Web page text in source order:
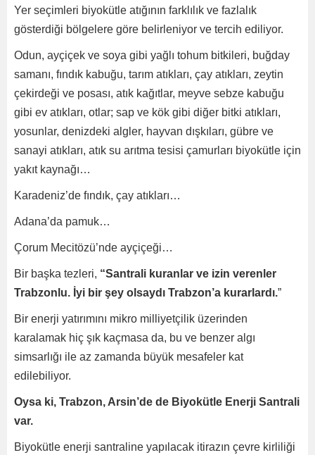
Yer seçimleri biyokütle atığının farklılık ve fazlalık
gösterdiği bölgelere göre belirleniyor ve tercih ediliyor.
Odun, ayçiçek ve soya gibi yağlı tohum bitkileri, buğday
samanı, fındık kabuğu, tarım atıkları, çay atıkları, zeytin
çekirdeği ve posası, atık kağıtlar, meyve sebze kabuğu
gibi ev atıkları, otlar; sap ve kök gibi diğer bitki atıkları,
yosunlar, denizdeki algler, hayvan dışkıları, gübre ve
sanayi atıkları, atık su arıtma tesisi çamurları biyokütle için
yakıt kaynağı…
Karadeniz’de fındık, çay atıkları…
Adana’da pamuk…
Çorum Mecitözü’nde ayçiçeği…
Bir başka tezleri, “Santrali kuranlar ve izin verenler
Trabzonlu. İyi bir şey olsaydı Trabzon’a kurarlardı.”
Bir enerji yatırımını mikro milliyetçilik üzerinden
karalamak hiç şık kaçmasa da, bu ve benzer algı
simsarlığı ile az zamanda büyük mesafeler kat
edilebiliyor.
Oysa ki, Trabzon, Arsin’de de Biyokütle Enerji Santrali
var.
Biyokütle enerji santraline yapılacak itirazın çevre kirliliği